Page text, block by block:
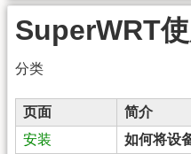
SuperWRT
分类
页面
简介
安装
如何将设